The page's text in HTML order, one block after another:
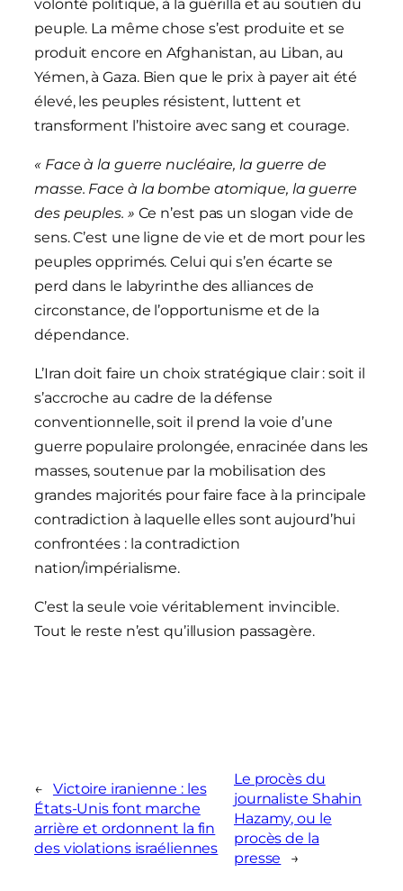
volonté politique, à la guérilla et au soutien du
peuple. La même chose s’est produite et se
produit encore en Afghanistan, au Liban, au
Yémen, à Gaza. Bien que le prix à payer ait été
élevé, les peuples résistent, luttent et
transforment l’histoire avec sang et courage.
« Face à la guerre nucléaire, la guerre de
masse. Face à la bombe atomique, la guerre
des peuples. » Ce n’est pas un slogan vide de
sens. C’est une ligne de vie et de mort pour les
peuples opprimés. Celui qui s’en écarte se
perd dans le labyrinthe des alliances de
circonstance, de l’opportunisme et de la
dépendance.
L’Iran doit faire un choix stratégique clair : soit il
s’accroche au cadre de la défense
conventionnelle, soit il prend la voie d’une
guerre populaire prolongée, enracinée dans les
masses, soutenue par la mobilisation des
grandes majorités pour faire face à la principale
contradiction à laquelle elles sont aujourd’hui
confrontées : la contradiction
nation/impérialisme.
C’est la seule voie véritablement invincible.
Tout le reste n’est qu’illusion passagère.
←
Victoire iranienne : les
États-Unis font marche
arrière et ordonnent la fin
des violations israéliennes
Le procès du
journaliste Shahin
Hazamy, ou le
procès de la
presse
→